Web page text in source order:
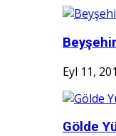
Eyl 11,
Gölde